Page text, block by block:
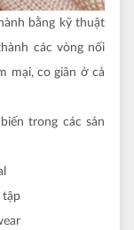
bằng kỹ thuật
các vòng nối
mại, co giãn ở cả
trong các sản
tập